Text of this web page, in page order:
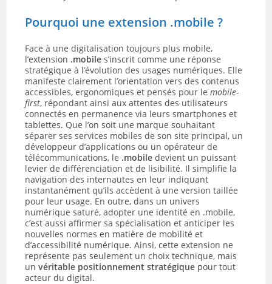
Pourquoi une extension .mobile ?
Face à une digitalisation toujours plus mobile,
l’extension .mobile s’inscrit comme une réponse
stratégique à l’évolution des usages numériques. Elle
manifeste clairement l’orientation vers des contenus
accessibles, ergonomiques et pensés pour lemobile-
first, répondant ainsi aux attentes des utilisateurs
connectés en permanence via leurs smartphones et
tablettes. Que l’on soit une marque souhaitant
séparer ses services mobiles de son site principal, un
développeur d’applications ou un opérateur de
télécommunications, le .mobile devient un puissant
levier de différenciation et de lisibilité. Il simplifie la
navigation des internautes en leur indiquant
instantanément qu’ils accèdent à une version taillée
pour leur usage. En outre, dans un univers
numérique saturé, adopter une identité en .mobile,
c’est aussi affirmer sa spécialisation et anticiper les
nouvelles normes en matière de mobilité et
d’accessibilité numérique. Ainsi, cette extension ne
représente pas seulement un choix technique, mais
unvéritable positionnement stratégique pour tout
acteur du digital.